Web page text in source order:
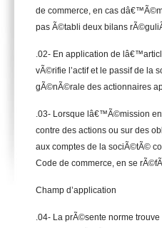
de commerce, en cas
pas Ã©tabli deux bilans
.02- En application de
vÃ©rifie l’actif et le passif de
gÃ©nÃ©rale des actionnaires
.03- Lorsque lâ€™Ã©mission
contre des actions ou sur des
aux comptes de la sociÃ©tÃ©
Code de commerce, en se
Champ d’application
.04- La prÃ©sente norme